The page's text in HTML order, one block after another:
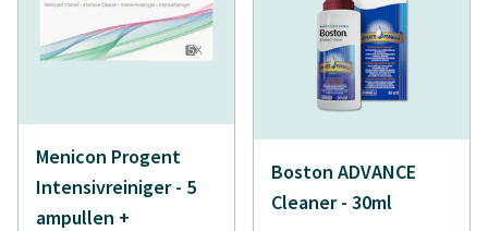
Menicon Progent
Intensivreiniger - 5
ampullen +
Boston ADVANCE
Cleaner - 30ml